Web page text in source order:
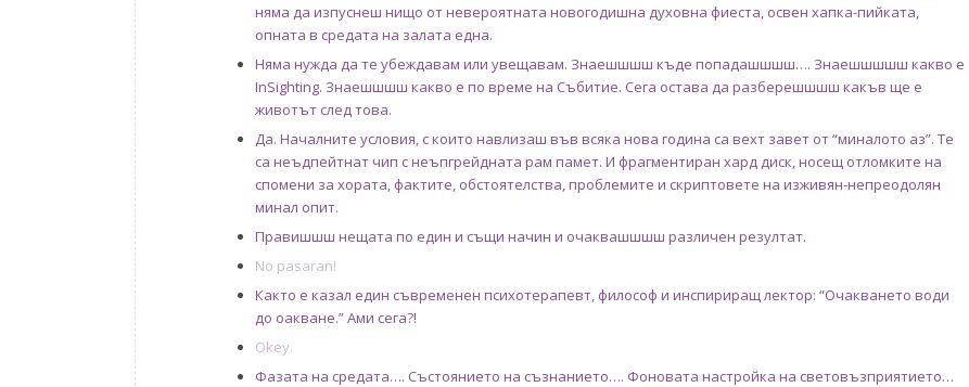
няма да изпуснеш нищо от невероятната новогодишна духовна фиеста, освен хапка-пийката,
опната в средата на залата една.
Няма нужда да те убеждавам или увещавам. Знаешшшш къде попадашшшш…. Знаешшшшш какво е
InSighting. Знаешшшш какво е по време на Събитие. Сега остава да разберешшшш какъв ще е
животът след това.
Да. Началните условия, с които навлизаш във всяка нова година са вехт завет от “миналото аз”. Те
са неъдпейтнат чип с неъпгрейдната рам памет. И фрагментиран хард диск, носещ отломките на
спомени за хората, фактите, обстоятелства, проблемите и скриптовете на изживян-непреодолян
минал опит.
Правишшш нещата по един и същи начин и очаквашшшш различен резултат.
No pasaran!
Както е казал един съвременен психотерапевт, философ и инспириращ лектор: “Очакването води
до оакване.” Ами сега?!
Okey.
Фазата на средата…. Състоянието на съзнанието…. Фоновата настройка на световъзприятието…